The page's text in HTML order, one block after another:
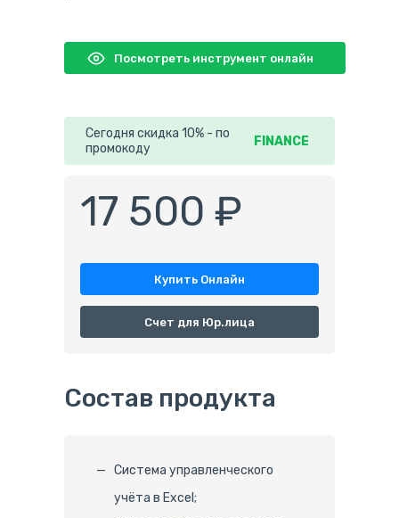
Посмотреть инструмент онлайн
Сегодня скидка 10% - по
промокоду
FINANCE
17 500 ₽
Купить Онлайн
Счет для Юр.лица
Состав продукта
Система управленческого
учёта в Excel;